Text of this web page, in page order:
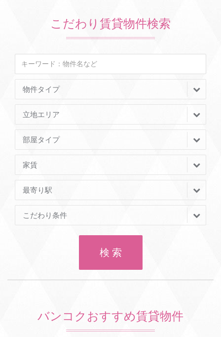
こだわり賃貸物件検索
物件タイプ
立地エリア
部屋タイプ
家賃
最寄り駅
こだわり条件
検 索
バンコクおすすめ賃貸物件